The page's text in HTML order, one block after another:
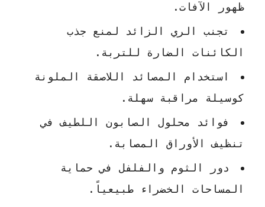
ظهور الآفات.
تجنب الري الزائد لمنع جذب
الكائنات الضارة للتربة.
استخدام
المصائد اللاصقة الملونة
كوسيلة مراقبة سهلة.
فوائد محلول الصابون اللطيف في
تنظيف الأوراق المصابة.
دور الثوم والفلفل في حماية
المساحات الخضراء طبيعياً.